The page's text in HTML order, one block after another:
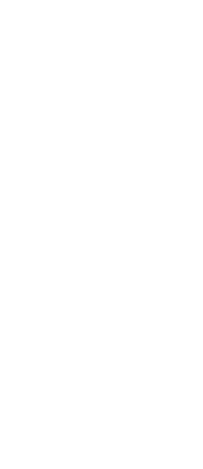
отн. ед (дни)